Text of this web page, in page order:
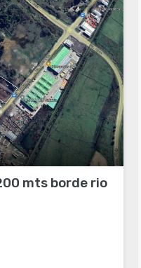
mts borde rio